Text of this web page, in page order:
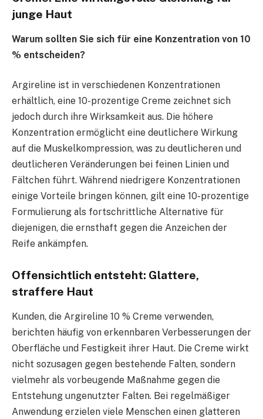
junge Haut
Warum sollten Sie sich für eine Konzentration von 10
% entscheiden?
Argireline ist in verschiedenen Konzentrationen
erhältlich, eine 10-prozentige Creme zeichnet sich
jedoch durch ihre Wirksamkeit aus. Die höhere
Konzentration ermöglicht eine deutlichere Wirkung
auf die Muskelkompression, was zu deutlicheren und
deutlicheren Veränderungen bei feinen Linien und
Fältchen führt. Während niedrigere Konzentrationen
einige Vorteile bringen können, gilt eine 10-prozentige
Formulierung als fortschrittliche Alternative für
diejenigen, die ernsthaft gegen die Anzeichen der
Reife ankämpfen.
Offensichtlich entsteht: Glattere,
straffere Haut
Kunden, die Argireline 10 % Creme verwenden,
berichten häufig von erkennbaren Verbesserungen der
Oberfläche und Festigkeit ihrer Haut. Die Creme wirkt
nicht sozusagen gegen bestehende Falten, sondern
vielmehr als vorbeugende Maßnahme gegen die
Entstehung ungenutzter Falten. Bei regelmäßiger
Anwendung erzielen viele Menschen einen glatteren